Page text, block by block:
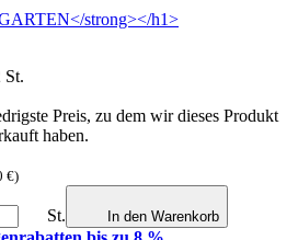
St.
Preis, zu dem wir dieses Produkt
haben.
€)
St. In den Warenkorb